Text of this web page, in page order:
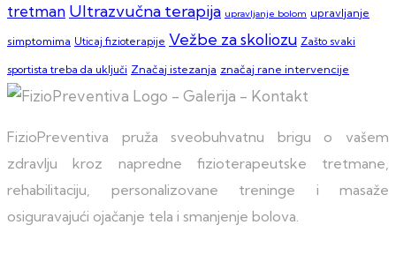
tretman Ultrazvučna terapija upravljanje bolom upravljanje
simptomima Uticaj fizioterapije Vežbe za skoliozu Zašto svaki
sportista treba da uključi Značaj istezanja značaj rane intervencije
FizioPreventiva pruža sveobuhvatnu brigu o vašem
zdravlju kroz napredne fizioterapeutske tretmane,
rehabilitaciju, personalizovane treninge i masaže
osiguravajući ojačanje tela i smanjenje bolova.